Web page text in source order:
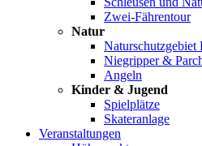
Zwei-Fährentour
Natur
Naturschutzgebiet
Niegripper &
Angeln
Kinder & Jugend
Spielplätze
Skateranlage
Veranstaltungen